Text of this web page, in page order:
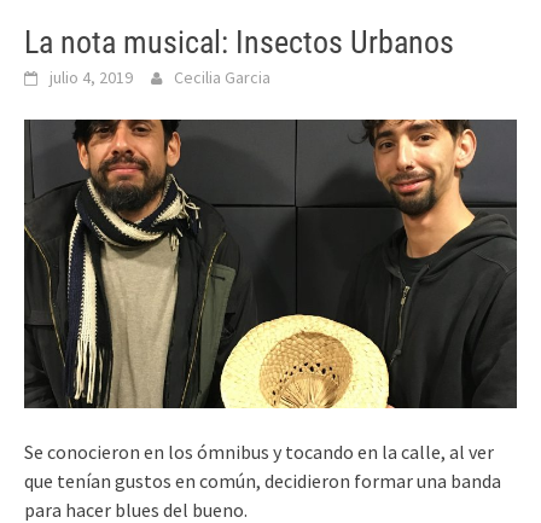
La nota musical: Insectos Urbanos
julio 4, 2019 Cecilia Garcia
Se conocieron en los ómnibus y tocando en la calle, al ver
que tenían gustos en común, decidieron formar una banda
para hacer blues del bueno.